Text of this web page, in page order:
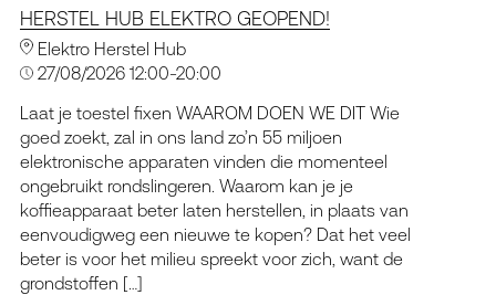
HERSTEL HUB ELEKTRO GEOPEND!
Elektro Herstel Hub
27/08/2026 12:00-20:00
Laat je toestel fixen WAAROM DOEN WE DIT Wie
goed zoekt, zal in ons land zo’n 55 miljoen
elektronische apparaten vinden die momenteel
ongebruikt rondslingeren. Waarom kan je je
koffieapparaat beter laten herstellen, in plaats van
eenvoudigweg een nieuwe te kopen? Dat het veel
beter is voor het milieu spreekt voor zich, want de
grondstoffen […]